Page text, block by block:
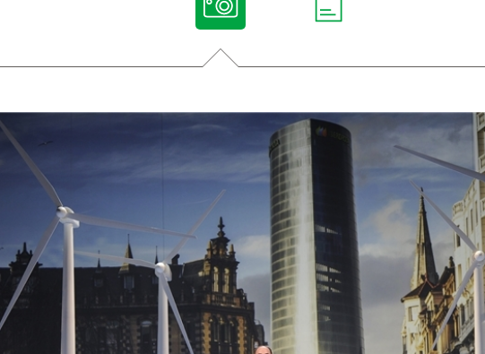
de Multimídia
de Redes sociais